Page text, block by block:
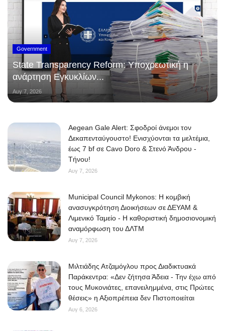
Government
State Transparency Reform: Υποχρεωτική η
ανάρτηση Εγκυκλίων...
Αυγ 7, 2026
Aegean Gale Alert: Σφοδροί άνεμοι τον
Δεκαπενταύγουστο! Ενισχύονται τα μελτέμια,
έως 7 bf σε Cavo Doro & Στενό Άνδρου -
Τήνου!
Αυγ 7, 2026
Municipal Council Mykonos: Η κομβική
ανασυγκρότηση Διοικήσεων σε ΔΕΥΑΜ &
Λιμενικό Ταμείο - Η καθοριστική δημοσιονομική
αναμόρφωση του ΔΛΤΜ
Αυγ 7, 2026
Μιλτιάδης Ατζαμόγλου προς Διαδικτυακά
Παράκεντρα: «Δεν ζήτησα Άδεια - Την έχω από
τους Μυκονιάτες, επανειλημμένα, στις Πρώτες
θέσεις» η Αξιοπρέπεια δεν Πιστοποιείται
Αυγ 6, 2026